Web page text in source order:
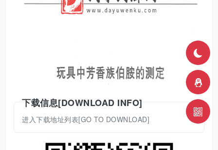
下载信息[DOWNLOAD INFO]
进入下载地址列表[GO TO DOWNLOAD]